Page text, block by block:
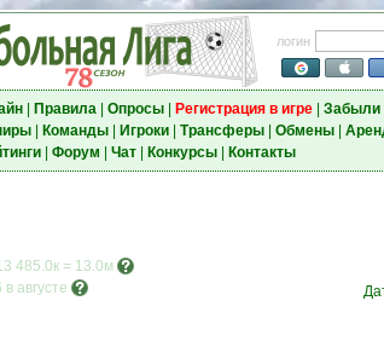
логин
| Правила| Опросы| Регистрация в игре| Забыли
| Команды| Игроки| Трансферы| Обмены|
| Форум Чат| Конкурсы| Контакты
485.0к = 13.0м
в августе